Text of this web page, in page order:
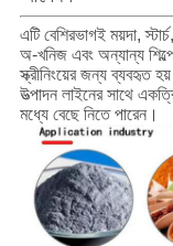
এটি বেশিরভাগই ময়দা,
অ-খনিজ এবং অন্যান্য শিল্পে
স্ক্রীনিংয়ের জন্য ব্যবহৃত
উত্পাদন লাইনের সাথে
মধ্যে বেছে নিতে পারেন।